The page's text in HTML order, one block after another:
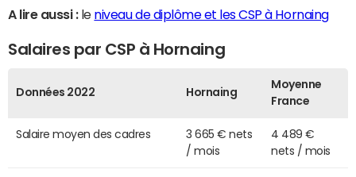
A lire aussi :le niveau de diplôme et les CSP à Hornaing
Salaires par CSP à Hornaing
Données 2022 Hornaing
Moyenne
France
Salaire moyen des cadres
3 665 € nets
/ mois
4 489 €
nets / mois